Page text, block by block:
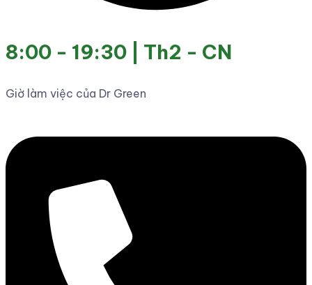
8:00 - 19:30 | Th2 - CN
Giờ làm việc của Dr Green